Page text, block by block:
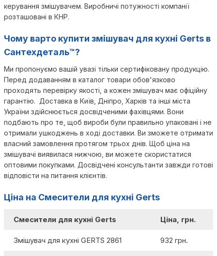
керування змішувачем. Виробничі потужності компанії
розташовані в КНР.
Чому варто купити змішувач для кухні Gerts в
Сантехдеталь™?
Ми пропонуємо вашій увазі тільки сертифіковану продукцію.
Перед додаванням в каталог товари обов'язково
проходять перевірку якості, а кожен змішувач має офіційну
гарантію. Доставка в Київ, Дніпро, Харків та інші міста
України здійснюється досвідченими фахівцями. Вони
подбають про те, щоб вироби були правильно упаковані і не
отримали ушкоджень в ході доставки. Ви зможете отримати
власний замовлення протягом трьох днів. Щоб ціна на
змішувачі виявилася нижчою, ви можете скористатися
оптовими покупками. Досвідчені консультанти завжди готові
відповісти на питання клієнтів.
Ціна на Cмесители для кухні Gerts
Cмесители для кухні Gerts Ціна, грн.
Змішувач для кухні GERTS 2861 932 грн.